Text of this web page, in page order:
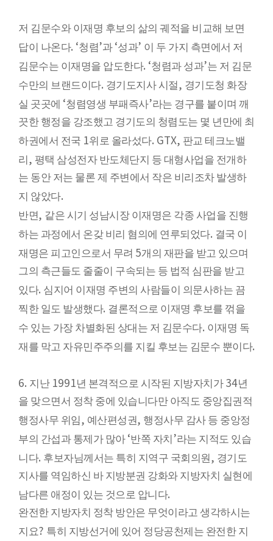
저 김문수와 이재명 후보의 삶의 궤적을 비교해 보면
답이 나온다. ‘청렴’과 ‘성과’ 이 두 가지 측면에서 저
김문수는 이재명을 압도한다. ‘청렴과 성과’는 저 김문
수만의 브랜드이다. 경기도지사 시절 , 경기도청 화장
실 곳곳에 ‘청렴영생 부패즉사’라는 경구를 붙이며 깨
끗한 행정을 강조했고 경기도의 청렴도는 몇 년만에 최
하권에서 전국 1위로 올라섰다. GTX, 판교 테크노밸
리 , 평택 삼성전자 반도체단지 등 대형사업을 전개하
는 동안 저는 물론 제 주변에서 작은 비리조차 발생하
지 않았다.
반면, 같은 시기 성남시장 이재명은 각종 사업을 진행
하는 과정에서 온갖 비리 혐의에 연루되었다. 결국 이
재명은 피고인으로서 무려 5개의 재판을 받고 있으며
그의 측근들도 줄줄이 구속되는 등 법적 심판을 받고
있다. 심지어 이재명 주변의 사람들이 의문사하는 끔
찍한 일도 발생했다. 결론적으로 이재명 후보를 꺾을
수 있는 가장 차별화된 상대는 저 김문수다. 이재명 독
재를 막고 자유민주주의를 지킬 후보는 김문수 뿐이다.
6. 지난 1991년 본격적으로 시작된 지방자치가 34년
을 맞으면서 정착 중에 있습니다만 아직도 중앙집권적
행정사무 위임, 예산편성권, 행정사무 감사 등 중앙정
부의 간섭과 통제가 많아 ‘반쪽 자치 ’라는 지적도 있습
니다. 후보자님께서는 특히 지역구 국회의원 , 경기도
지사를 역임하신 바 지방분권 강화와 지방자치 실현에
남다른 애정이 있는 것으로 압니다.
완전한 지방자치 정착 방안은 무엇이라고 생각하시는
지요? 특히 지방선거에 있어 정당공천제는 완전한 지